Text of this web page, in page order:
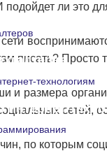
технологиям
интернет-
ли это
писать? Просто
и размера
сетей,
по которым